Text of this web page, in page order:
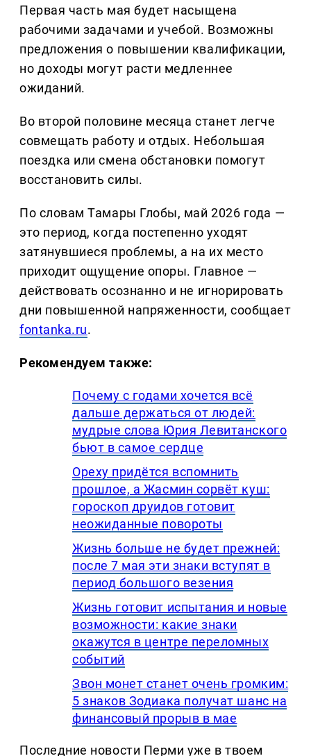
Первая часть мая будет насыщена
рабочими задачами и учебой. Возможны
предложения о повышении квалификации,
но доходы могут расти медленнее
ожиданий.
Во второй половине месяца станет легче
совмещать работу и отдых. Небольшая
поездка или смена обстановки помогут
восстановить силы.
По словам Тамары Глобы, май 2026 года —
это период, когда постепенно уходят
затянувшиеся проблемы, а на их место
приходит ощущение опоры. Главное —
действовать осознанно и не игнорировать
дни повышенной напряженности, сообщает
fontanka.ru.
Рекомендуем также:
Почему с годами хочется всё
дальше держаться от людей:
мудрые слова Юрия Левитанского
бьют в самое сердце
Ореху придётся вспомнить
прошлое, а Жасмин сорвёт куш:
гороскоп друидов готовит
неожиданные повороты
Жизнь больше не будет прежней:
после 7 мая эти знаки вступят в
период большого везения
Жизнь готовит испытания и новые
возможности: какие знаки
окажутся в центре переломных
событий
Звон монет станет очень громким:
5 знаков Зодиака получат шанс на
финансовый прорыв в мае
Последние новости Перми уже в твоем